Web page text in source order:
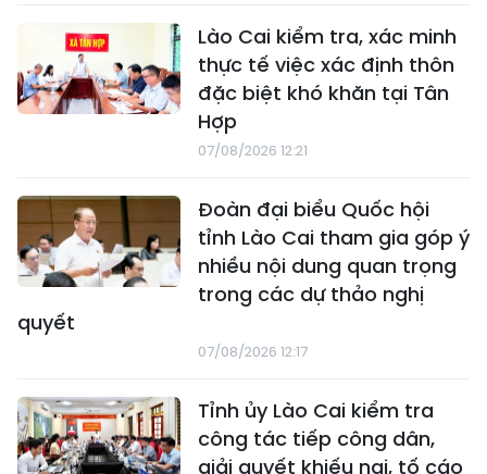
Lào Cai kiểm tra, xác minh
thực tế việc xác định thôn
đặc biệt khó khăn tại Tân
Hợp
07/08/2026 12:21
Đoàn đại biểu Quốc hội
tỉnh Lào Cai tham gia góp ý
nhiều nội dung quan trọng
trong các dự thảo nghị
quyết
07/08/2026 12:17
Tỉnh ủy Lào Cai kiểm tra
công tác tiếp công dân,
giải quyết khiếu nại, tố cáo